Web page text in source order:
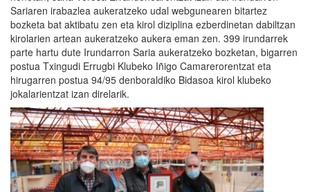
Sariaren irabazlea aukeratzeko udal webgunearen bitartez
bozketa bat aktibatu zen eta kirol diziplina ezberdinetan dabiltzan
kirolarien artean aukeratzeko aukera eman zen. 399 irundarrek
parte hartu dute Irundarron Saria aukeratzeko bozketan, bigarren
postua Txingudi Errugbi Klubeko Iñigo Camarerorentzat eta
hirugarren postua 94/95 denboraldiko Bidasoa kirol klubeko
jokalarientzat izan direlarik.